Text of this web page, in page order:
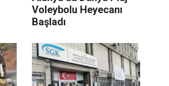
Voleybolu Heyecanı
Başladı